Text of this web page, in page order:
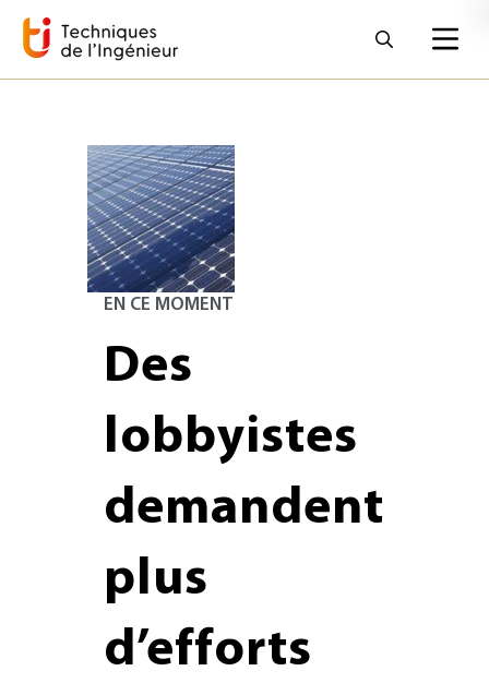
EN CE MOMENT
Des
lobbyistes
demandent
plus
d’efforts